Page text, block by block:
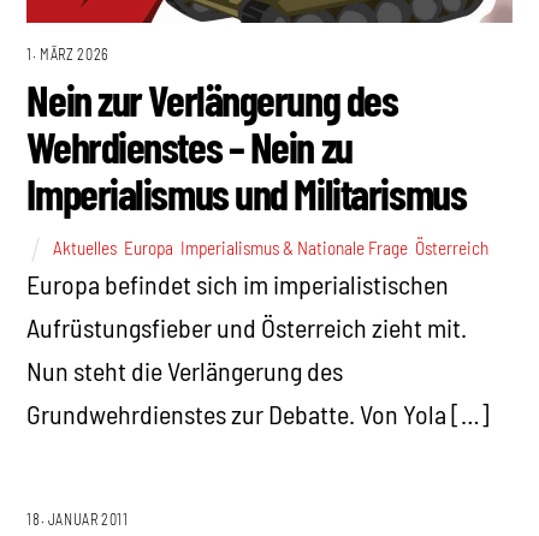
1. MÄRZ 2026
Nein zur Verlängerung des
Wehrdienstes – Nein zu
Imperialismus und Militarismus
Aktuelles Europa Imperialismus & Nationale Frage Österreich
Europa befindet sich im imperialistischen
Aufrüstungsfieber und Österreich zieht mit.
Nun steht die Verlängerung des
Grundwehrdienstes zur Debatte. Von Yola […]
18. JANUAR 2011